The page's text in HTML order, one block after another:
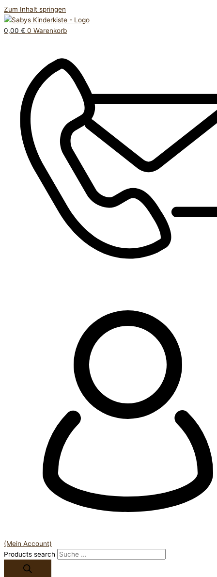
Zum Inhalt springen
0,00 € 0 Warenkorb
(Mein Account)
Products search